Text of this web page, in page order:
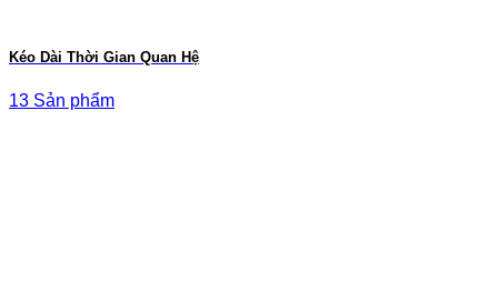
Kéo Dài Thời Gian Quan Hệ
13 Sản phẩm